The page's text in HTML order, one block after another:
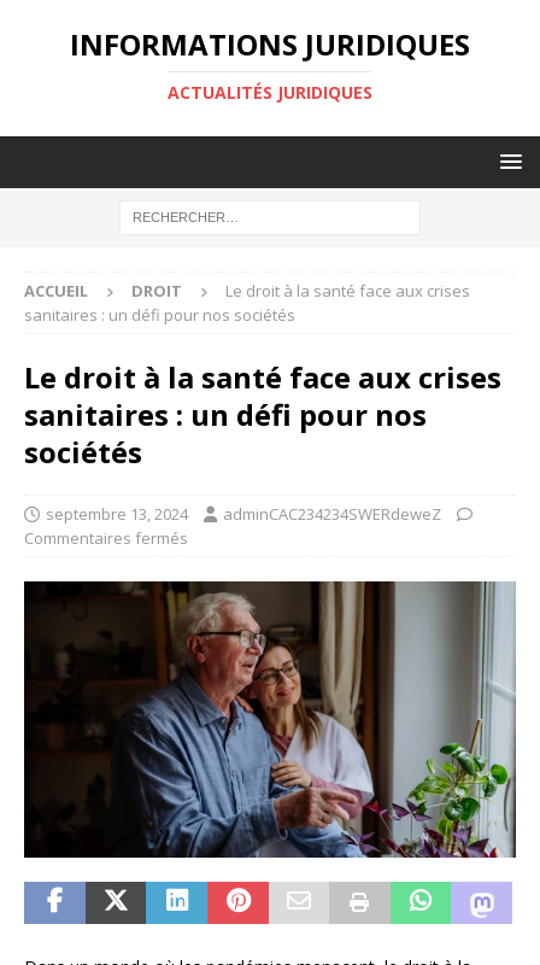
INFORMATIONS JURIDIQUES
ACTUALITÉS JURIDIQUES
ACCUEIL DROIT
Le droit à la santé face aux crises
sanitaires : un défi pour nos sociétés
Le droit à la santé face aux crises
sanitaires : un défi pour nos
sociétés
septembre 13, 2024
adminCAC234234SWERdeweZ
Commentaires fermés